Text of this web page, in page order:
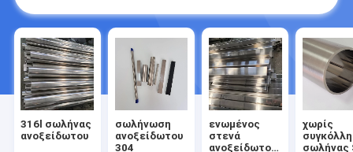
316l σωλήνας
ανοξείδωτου
σωλήνωση
ανοξείδωτου
304
ενωμένος
στενά
ανοξείδωτο
χωρίς
σωλήνας